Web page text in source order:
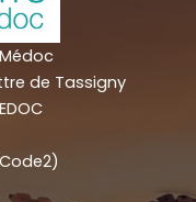
de Tassigny